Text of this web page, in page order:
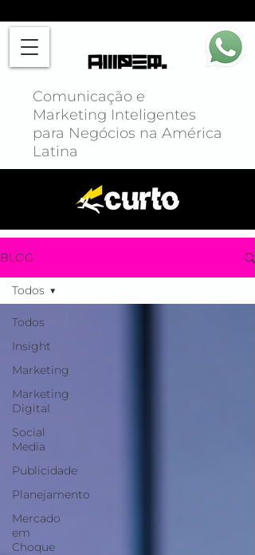
Comunicação e
Marketing Inteligentes
para Negócios na América
Latina
BLOG
Todos
Insight
Marketing
Marketing
Digital
Social
Media
Publicidade
Planejamento
Mercado
em
Choque
Todos